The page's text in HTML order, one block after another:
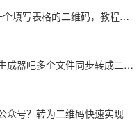
填写表格的二维码，教程分
成器吧多个文件同步转成二维
众号？转为二维码快速实现